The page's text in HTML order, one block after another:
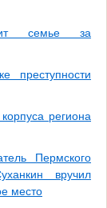
семье за
преступности
региона
Пермского
вручил
место